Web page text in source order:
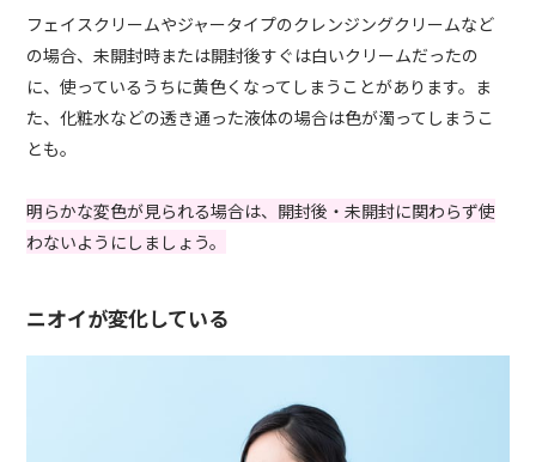
フェイスクリームやジャータイプのクレンジングクリームなど
の場合、未開封時または開封後すぐは白いクリームだったの
に、使っているうちに黄色くなってしまうことがあります。ま
た、化粧水などの透き通った液体の場合は色が濁ってしまうこ
とも。
明らかな変色が見られる場合は、開封後・未開封に関わらず使
わないようにしましょう。
ニオイが変化している